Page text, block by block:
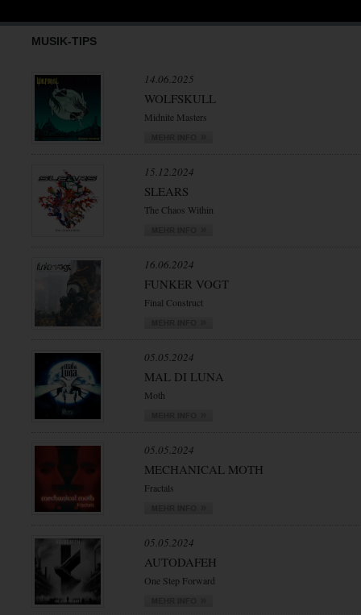
MUSIK-TIPS
14.06.2025
WOLFSKULL
Midnite Masters
15.12.2024
SLEARS
The Chaos Within
16.06.2024
FUNKER VOGT
Final Construct
05.05.2024
MAL DI LUNA
Moth
05.05.2024
MECHANICAL MOTH
Fractals
05.05.2024
AUTODAFEH
One Step Forward